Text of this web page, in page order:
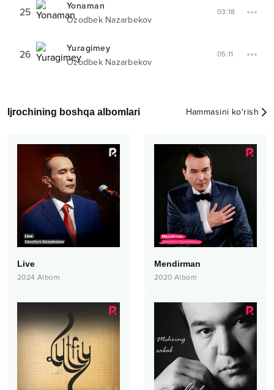
25
Yonaman
Ozodbek Nazarbekov
03:18
26
Yuragimey
Ozodbek Nazarbekov
05:11
Ijrochining boshqa albomlari Hammasini ko‘rish
Live
2024 Albom
Mendirman
2020 Albom